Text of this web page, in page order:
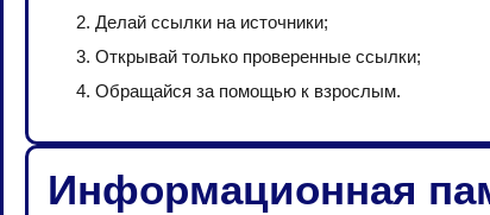
Делай ссылки на источники;
Открывай только проверенные ссылки;
Обращайся за помощью к взрослым.
Информационная